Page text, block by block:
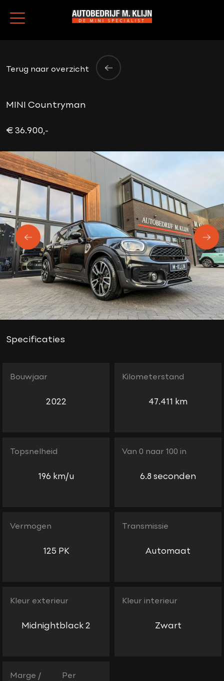
Terug naar overzicht
MINI Countryman
€ 36.900,-
Specificaties
Bouwjaar
2022
Kilometerstand
47.411 km
Topsnelheid
196 km/u
Van 0 naar 100 in
6.8 seconden
Vermogen
125 PK
Transmissie
Automaat
Kleur exterieur
Midnightblack 2
Kleur interieur
Zwart
Marge /
Per